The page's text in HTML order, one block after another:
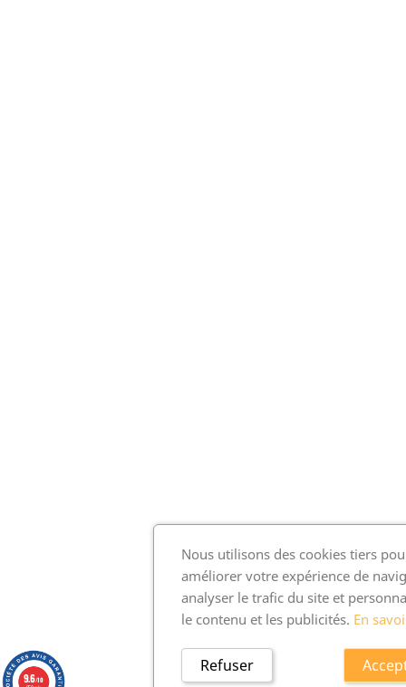
Nous utilisons des cookies tiers
améliorer votre expérience de
analyser le trafic du site et
le contenu et les publicités. En
Refuser
9.6/10